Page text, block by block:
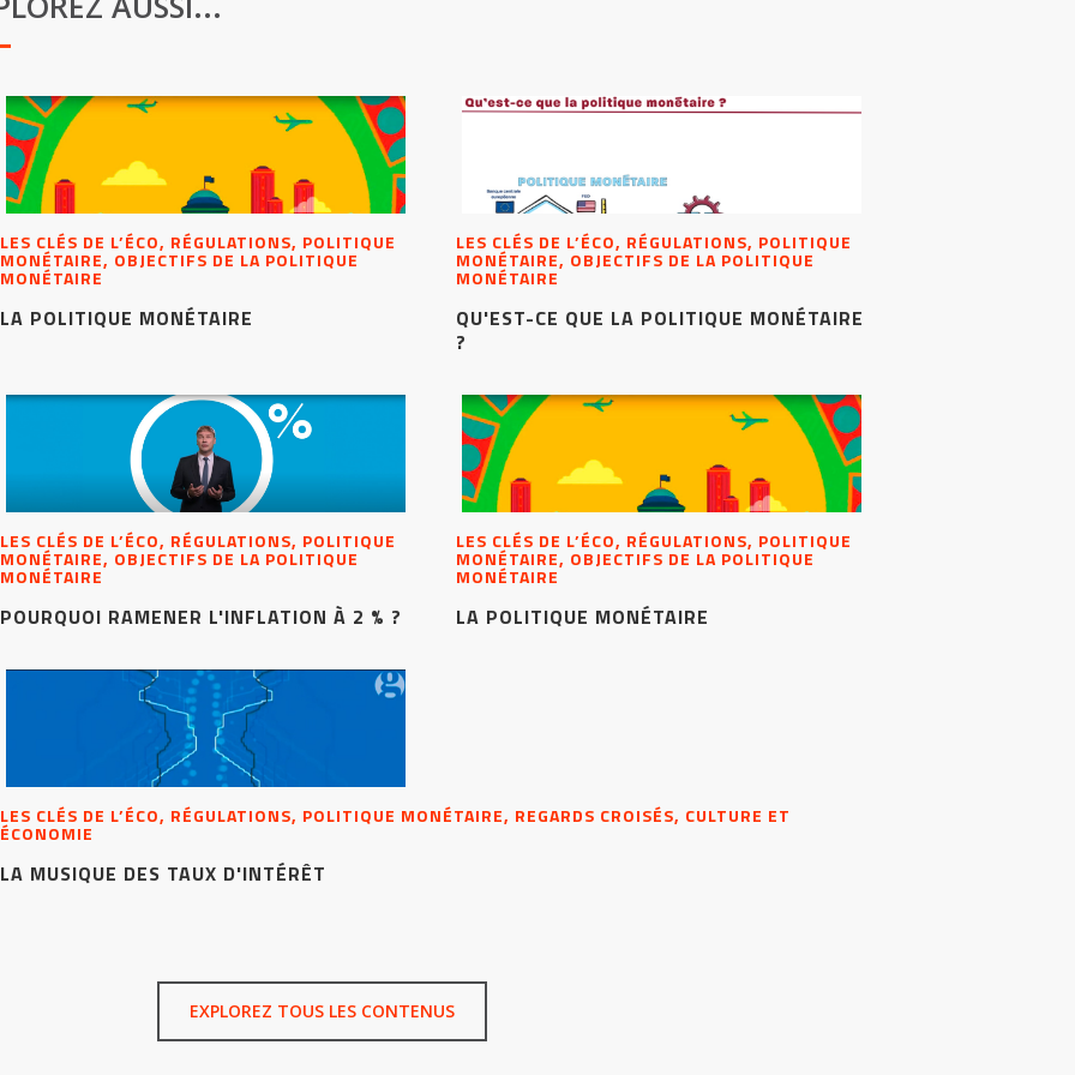
LES CLÉS DE L’ÉCO, RÉGULATIONS, POLITIQUE
MONÉTAIRE, OBJECTIFS DE LA POLITIQUE
MONÉTAIRE
LA POLITIQUE MONÉTAIRE
LES CLÉS DE L’ÉCO, RÉGULATIONS, POLITIQUE
MONÉTAIRE, OBJECTIFS DE LA POLITIQUE
MONÉTAIRE
QU'EST-CE QUE LA POLITIQUE MONÉTAIRE
?
LES CLÉS DE L’ÉCO, RÉGULATIONS, POLITIQUE
MONÉTAIRE, OBJECTIFS DE LA POLITIQUE
MONÉTAIRE
POURQUOI RAMENER L'INFLATION À 2 % ?
LES CLÉS DE L’ÉCO, RÉGULATIONS, POLITIQUE
MONÉTAIRE, OBJECTIFS DE LA POLITIQUE
MONÉTAIRE
LA POLITIQUE MONÉTAIRE
LES CLÉS DE L’ÉCO, RÉGULATIONS, POLITIQUE MONÉTAIRE, REGARDS CROISÉS, CULTURE ET
ÉCONOMIE
LA MUSIQUE DES TAUX D'INTÉRÊT
EXPLOREZ TOUS LES CONTENUS